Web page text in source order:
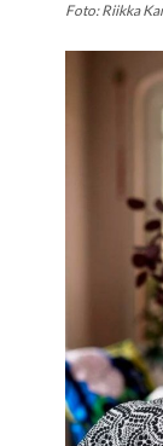
Foto: Riikka